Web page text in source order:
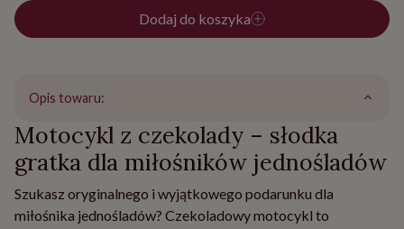
Dodaj do koszyka
Opis towaru:
Motocykl z czekolady – słodka
gratka dla miłośników jednośladów
Szukasz oryginalnego i wyjątkowego podarunku dla
miłośnika jednośladów? Czekoladowy motocykl to